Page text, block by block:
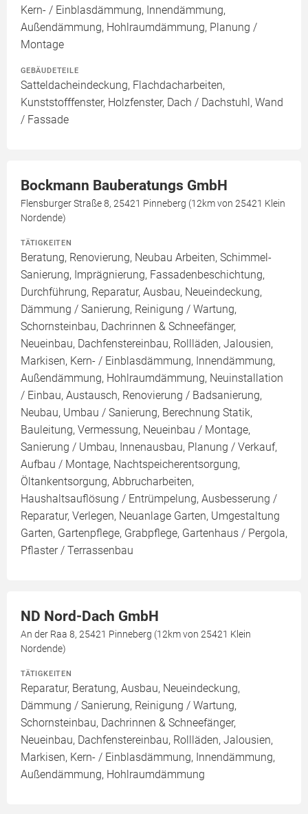
Kern- / Einblasdämmung, Innendämmung,
Außendämmung, Hohlraumdämmung, Planung /
Montage
GEBÄUDETEILE
Satteldacheindeckung, Flachdacharbeiten,
Kunststofffenster, Holzfenster, Dach / Dachstuhl, Wand
/ Fassade
Bockmann Bauberatungs GmbH
Flensburger Straße 8, 25421 Pinneberg (12km von 25421 Klein
Nordende)
TÄTIGKEITEN
Beratung, Renovierung, Neubau Arbeiten, Schimmel-
Sanierung, Imprägnierung, Fassadenbeschichtung,
Durchführung, Reparatur, Ausbau, Neueindeckung,
Dämmung / Sanierung, Reinigung / Wartung,
Schornsteinbau, Dachrinnen & Schneefänger,
Neueinbau, Dachfenstereinbau, Rollläden, Jalousien,
Markisen, Kern- / Einblasdämmung, Innendämmung,
Außendämmung, Hohlraumdämmung, Neuinstallation
/ Einbau, Austausch, Renovierung / Badsanierung,
Neubau, Umbau / Sanierung, Berechnung Statik,
Bauleitung, Vermessung, Neueinbau / Montage,
Sanierung / Umbau, Innenausbau, Planung / Verkauf,
Aufbau / Montage, Nachtspeicherentsorgung,
Öltankentsorgung, Abbrucharbeiten,
Haushaltsauflösung / Entrümpelung, Ausbesserung /
Reparatur, Verlegen, Neuanlage Garten, Umgestaltung
Garten, Gartenpflege, Grabpflege, Gartenhaus / Pergola,
Pflaster / Terrassenbau
ND Nord-Dach GmbH
An der Raa 8, 25421 Pinneberg (12km von 25421 Klein
Nordende)
TÄTIGKEITEN
Reparatur, Beratung, Ausbau, Neueindeckung,
Dämmung / Sanierung, Reinigung / Wartung,
Schornsteinbau, Dachrinnen & Schneefänger,
Neueinbau, Dachfenstereinbau, Rollläden, Jalousien,
Markisen, Kern- / Einblasdämmung, Innendämmung,
Außendämmung, Hohlraumdämmung